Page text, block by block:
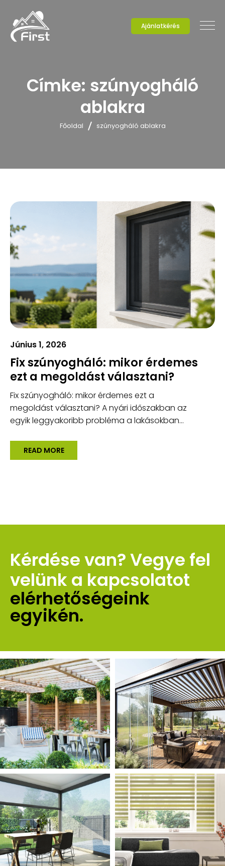
Ajánlatkérés
Címke: szúnyogháló
ablakra
Főoldal szúnyogháló ablakra
Június 1, 2026
Fix szúnyogháló: mikor érdemes
ezt a megoldást választani?
Fix szúnyogháló: mikor érdemes ezt a
megoldást választani? A nyári időszakban az
egyik leggyakoribb probléma a lakásokban...
READ MORE
Kérdése van? Vegye fel
velünk a kapcsolatot
elérhetőségeink
egyikén.